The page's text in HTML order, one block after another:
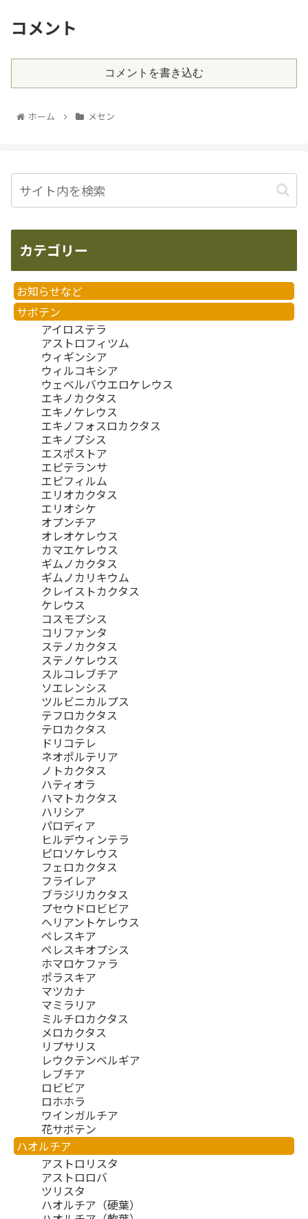
コメント
コメントを書き込む
ホーム メセン
カテゴリー
お知らせなど
サボテン
アイロステラ
アストロフィツム
ウィギンシア
ウィルコキシア
ウェベルバウエロケレウス
エキノカクタス
エキノケレウス
エキノフォスロカクタス
エキノプシス
エスポストア
エピテランサ
エピフィルム
エリオカクタス
エリオシケ
オプンチア
オレオケレウス
カマエケレウス
ギムノカクタス
ギムノカリキウム
クレイストカクタス
ケレウス
コスモプシス
コリファンタ
ステノカクタス
ステノケレウス
スルコレブチア
ソエレンシス
ツルビニカルプス
テフロカクタス
テロカクタス
ドリコテレ
ネオポルテリア
ノトカクタス
ハティオラ
ハマトカクタス
ハリシア
パロディア
ヒルデウィンテラ
ピロソケレウス
フェロカクタス
フライレア
ブラジリカクタス
プセウドロビビア
ヘリアントケレウス
ペレスキア
ペレスキオプシス
ホマロケファラ
ポラスキア
マツカナ
マミラリア
ミルチロカクタス
メロカクタス
リプサリス
レウクテンベルギア
レブチア
ロビビア
ロホホラ
ワインガルチア
花サボテン
ハオルチア
アストロリスタ
アストロロバ
ツリスタ
ハオルチア（硬葉）